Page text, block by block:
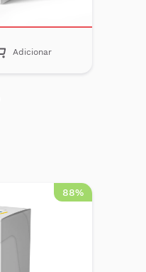
Adicionar
88%